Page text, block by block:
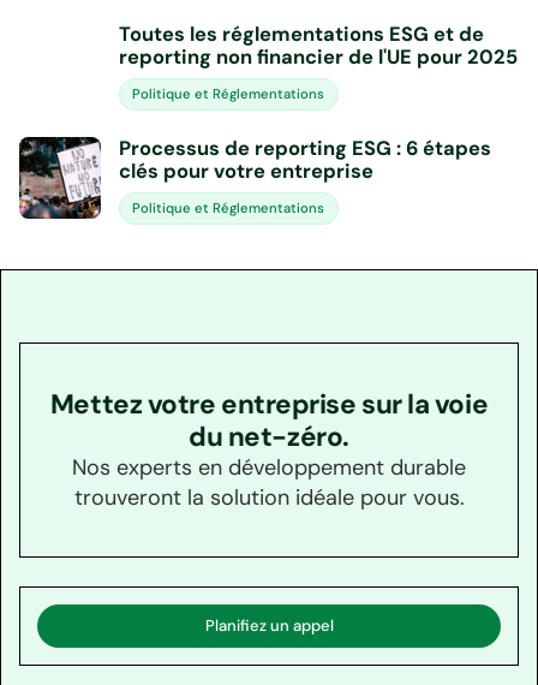
Toutes les réglementations ESG et de
reporting non financier de l'UE pour 2025
Politique et Réglementations
Processus de reporting ESG : 6 étapes
clés pour votre entreprise
Politique et Réglementations
Mettez votre entreprise sur la voie
du net-zéro.
Nos experts en développement durable
trouveront la solution idéale pour vous.
Planifiez un appel